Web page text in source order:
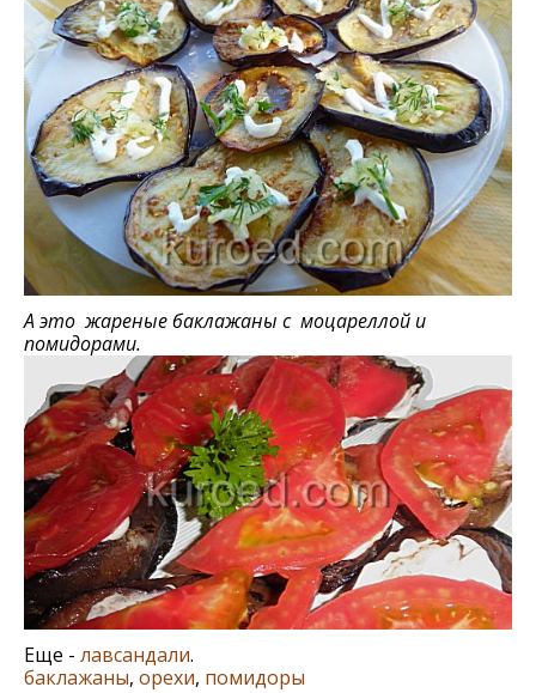
А это жареные баклажаны с моцареллой и
помидорами.
Еще - лавсандали.
баклажаны, орехи, помидоры